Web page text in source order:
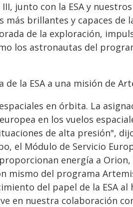
junto con la ESA y nuestros
más brillantes y capaces de
de la exploración,
los astronautas del
la ESA a una misión de
en órbita. La
en los vuelos
de alta presión",
el Módulo de Servicio
energía a Orion,
mismo del programa
del papel de la ESA al
en nuestra colaboración